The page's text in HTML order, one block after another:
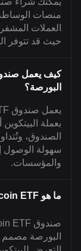
منصات
حيث قد تتوفر
البورصة؟
بعملة
الصندوق،
سهولة الوصول
والمؤسسات.
ما هو Bitwise Bitcoin ETF؟
البورصة مصمم